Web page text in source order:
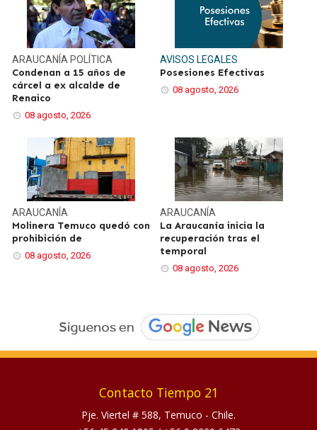
ARAUCANÍA POLÍTICA
Condenan a 15 años de
cárcel a ex alcalde de
Renaico
08 agosto, 2026
AVISOS LEGALES
Posesiones Efectivas
08 agosto, 2026
ARAUCANÍA
Molinera Temuco quedó con
prohibición de
08 agosto, 2026
ARAUCANÍA
La Araucanía inicia la
recuperación tras el
temporal
08 agosto, 2026
Contacto Tiempo 21
Pje. Viertel # 588, Temuco - Chile.